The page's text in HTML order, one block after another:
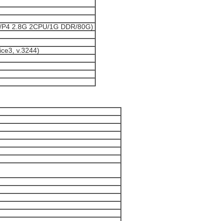
2.8G 2CPU/1G DDR/80G)
v.3244)